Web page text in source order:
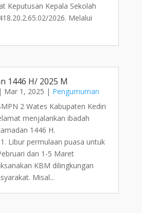
Keputusan Kepala Sekolah
2026. Melalui
1446 H/ 2025 M
Mar 1, 2025 | Pengumuman
2 Wates Kabupaten Kediri
menjalankan ibadah
1446 H.
Libur permulaan puasa untuk
dan 1-5 Maret
KBM dilingkungan
Misal...